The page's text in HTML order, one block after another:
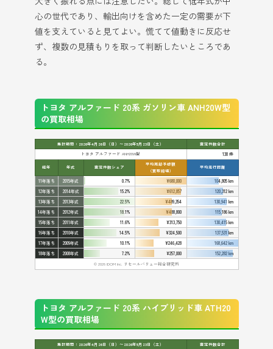
心の世代であり、輸出向けを含めた一定の需要が下
値を支えていると見てよい。慌てて値動きに反応せ
ず、複数の見積もりを取って判断したいところであ
る。
トヨタ アルファード 20系 ガソリン車 ANH20W型
の買取相場
集計期間：2026年4月26日（日）〜2026年5月23日（土）
査定件数合計
トヨタ アルファード ANH20W型
138 件
経年 年式 査定件数シェア
平均売却予想額
（買取相場）
平均走行距離
11年落ち 2015年式 0.7% ¥680,000
104,805 km
12年落ち
2014年式 15.2% ¥612,857
120,312 km
13年落ち
2013年式 22.5% ¥489,354
130,941 km
14年落ち
2012年式 18.1% ¥488,800
115,186 km
15年落ち
2011年式 11.6% ¥313,750
130,415 km
16年落ち
2010年式 14.5% ¥324,500
137,531 km
17年落ち
2009年式 10.1% ¥246,428
168,642 km
18年落ち
2008年式 7.2% ¥257,000
152,282 km
© 2026 IDOM Inc. リセールバリュー総合研究所
トヨタ アルファード 20系 ハイブリッド車 ATH20
W型の買取相場
集計期間：2026年4月26日（日）〜2026年5月23日（土） 査定件数合計